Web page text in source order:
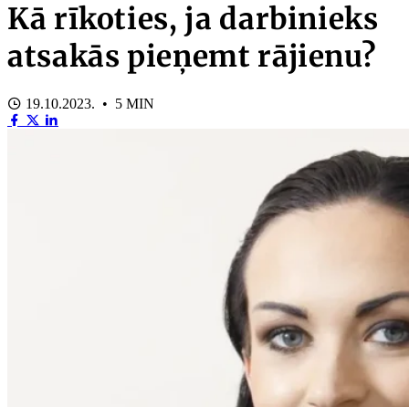
Kā rīkoties, ja darbinieks
atsakās pieņemt rājienu?
19.10.2023. • 5 MIN